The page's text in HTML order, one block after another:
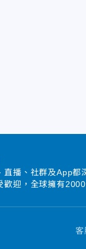
直播、社群及App都
歡迎，全球擁有2000
客